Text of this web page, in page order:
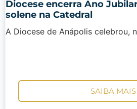
Diocese encerra Ano
solene na Catedral
A Diocese de Anápolis celebrou,
SAIBA MAIS